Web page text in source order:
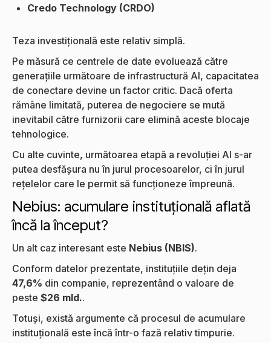
Credo Technology (CRDO)
Teza investițională este relativ simplă.
Pe măsură ce centrele de date evoluează către
generațiile următoare de infrastructură AI, capacitatea
de conectare devine un factor critic. Dacă oferta
rămâne limitată, puterea de negociere se mută
inevitabil către furnizorii care elimină aceste blocaje
tehnologice.
Cu alte cuvinte, următoarea etapă a revoluției AI s-ar
putea desfășura nu în jurul procesoarelor, ci în jurul
rețelelor care le permit să funcționeze împreună.
Nebius: acumulare instituțională aflată
încă la început?
Un alt caz interesant este Nebius (NBIS).
Conform datelor prezentate, instituțiile dețin deja
47,6% din companie, reprezentând o valoare de
peste $26 mld..
Totuși, există argumente că procesul de acumulare
instituțională este încă într-o fază relativ timpurie.